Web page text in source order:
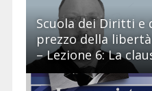
Scuola dei Diritti e
prezzo della
– Lezione 6: La